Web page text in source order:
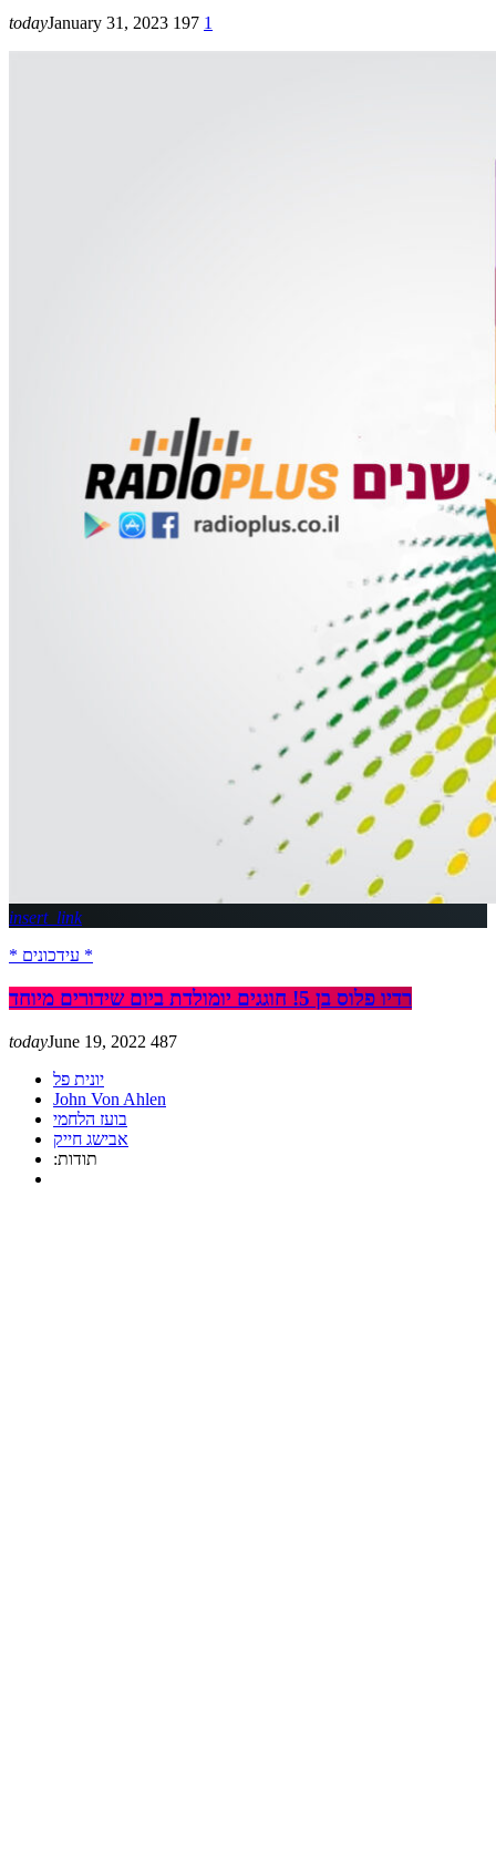
todayJanuary 31, 2023 197 1
insert_link
* עידכונים *
רדיו פלוס בן 5! חוגגים יומולדת ביום שידורים מיוחד
todayJune 19, 2022 487
יונית פל
John Von Ahlen
בועז הלחמי
אבישג חייק
:תודות